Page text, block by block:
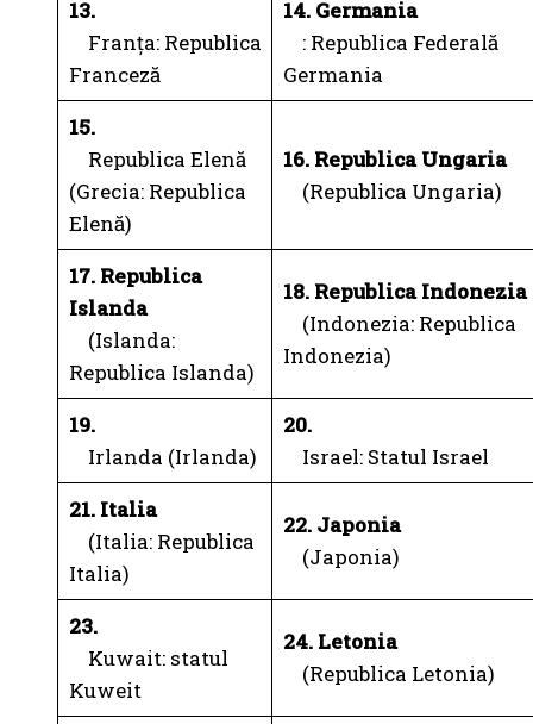
13.
Franța: Republica
Franceză
14. Germania
: Republica Federală
Germania
15.
Republica Elenă
(Grecia: Republica
Elenă)
16. Republica Ungaria
(Republica Ungaria)
17. Republica
Islanda
(Islanda:
Republica Islanda)
18. Republica Indonezia
(Indonezia: Republica
Indonezia)
19.
Irlanda (Irlanda)
20.
Israel: Statul Israel
21. Italia
(Italia: Republica
Italia)
22. Japonia
(Japonia)
23.
Kuwait: statul
Kuweit
24. Letonia
(Republica Letonia)